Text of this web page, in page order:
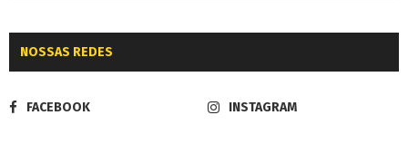
NOSSAS REDES
FACEBOOK INSTAGRAM